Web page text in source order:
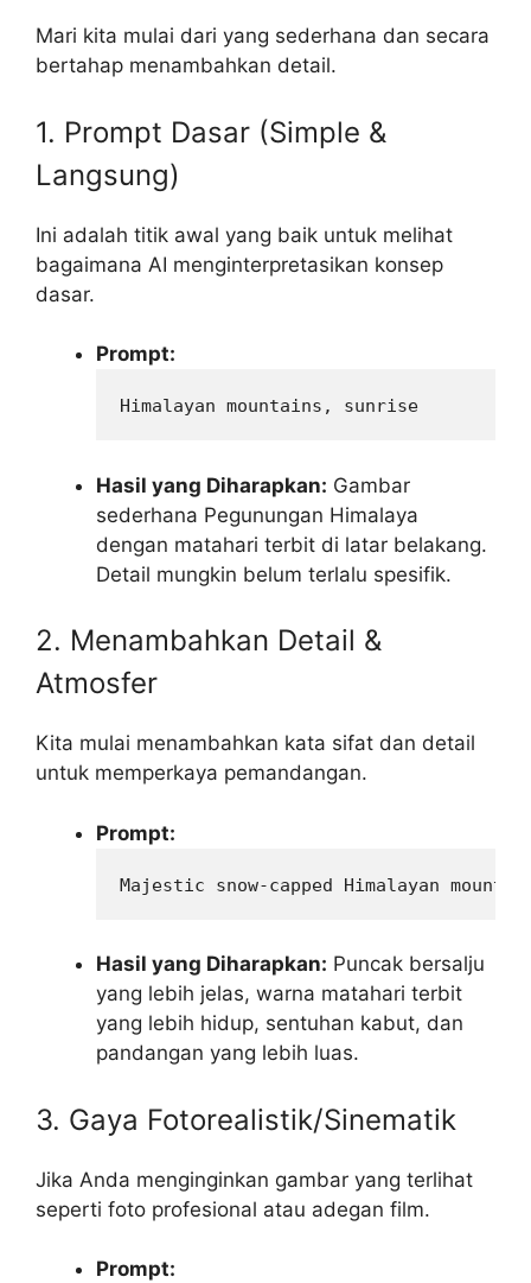
Mari kita mulai dari yang sederhana dan secara
bertahap menambahkan detail.
1. Prompt Dasar (Simple &
Langsung)
Ini adalah titik awal yang baik untuk melihat
bagaimana AI menginterpretasikan konsep
dasar.
Prompt:
Himalayan mountains, sunrise
Hasil yang Diharapkan: Gambar
sederhana Pegunungan Himalaya
dengan matahari terbit di latar belakang.
Detail mungkin belum terlalu spesifik.
2. Menambahkan Detail &
Atmosfer
Kita mulai menambahkan kata sifat dan detail
untuk memperkaya pemandangan.
Prompt:
Majestic snow-capped Himalayan
Hasil yang Diharapkan: Puncak bersalju
yang lebih jelas, warna matahari terbit
yang lebih hidup, sentuhan kabut, dan
pandangan yang lebih luas.
3. Gaya Fotorealistik/Sinematik
Jika Anda menginginkan gambar yang terlihat
seperti foto profesional atau adegan film.
Prompt: